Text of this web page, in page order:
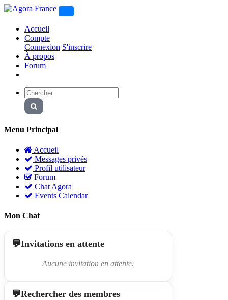
Accueil
Compte
Connexion S'inscrire
À propos
Forum
Menu Principal
Accueil
Messages privés
Profil utilisateur
Forum
Chat Agora
Events Calendar
Mon Chat
Invitations en attente
Aucune invitation en attente.
Rechercher des membres